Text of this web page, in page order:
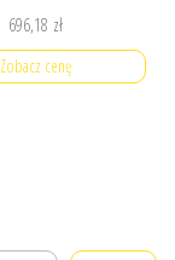
696,18 zł
Zobacz cenę